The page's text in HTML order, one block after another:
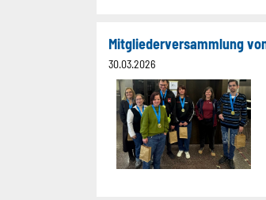
30.03.2026